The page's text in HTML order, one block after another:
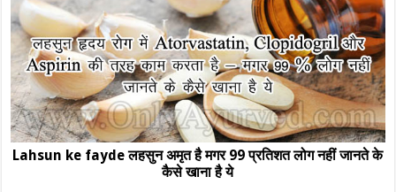
Lahsun ke fayde लहसुन अमृत है मगर 99 प्रतिशत लोग नहीं जानते के
कैसे खाना है ये